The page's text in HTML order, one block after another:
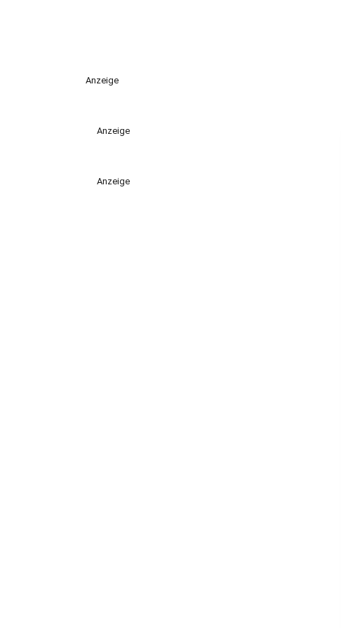
Anzeige
Anzeige
Anzeige